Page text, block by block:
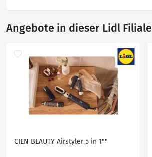
Angebote in dieser Lidl Filiale
CIEN BEAUTY Airstyler 5 in 1""